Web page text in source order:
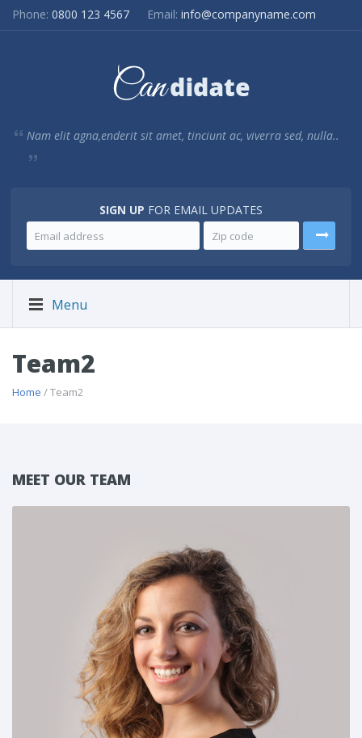
Phone: 0800 123 4567 Email: info@companyname.com
Nam elit agna,enderit sit amet, tinciunt ac, viverra sed, nulla..
SIGN UP FOR EMAIL UPDATES
Menu
Team2
Home / Team2
MEET OUR TEAM